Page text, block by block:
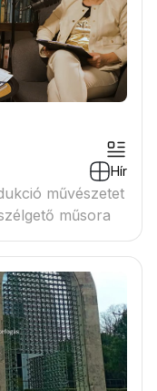
Hír
művészetet
műsora